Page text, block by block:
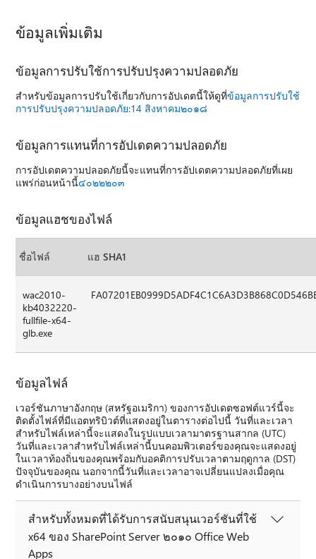
ข้อมูลเพิ่มเติม
ข้อมูลการปรับใช้การปรับปรุงความปลอดภัย
สำหรับข้อมูลการปรับใช้เกี่ยวกับการอัปเดตนี้ให้ดูที่ข้อมูลการปรับใช้
การปรับปรุงความปลอดภัย:14 สิงหาคม๒๐๑๘
ข้อมูลการแทนที่การอัปเดตความปลอดภัย
การอัปเดตความปลอดภัยนี้จะแทนที่การอัปเดตความปลอดภัยที่เผย
แพร่ก่อนหน้านี้๔๐๒๒๒๐๓
ข้อมูลแฮชของไฟล์
ชื่อไฟล์ แฮ SHA1
wac2010-
kb4032220-
fullfile-x64-
glb.exe
ข้อมูลไฟล์
เวอร์ชันภาษาอังกฤษ (สหรัฐอเมริกา) ของการอัปเดตซอฟต์แวร์นี้จะ
ติดตั้งไฟล์ที่มีแอตทริบิวต์ที่แสดงอยู่ในตารางต่อไปนี้ วันที่และเวลา
สำหรับไฟล์เหล่านี้จะแสดงในรูปแบบเวลามาตรฐานสากล (UTC)
วันที่และเวลาสำหรับไฟล์เหล่านี้บนคอมพิวเตอร์ของคุณจะแสดงอยู่
ในเวลาท้องถิ่นของคุณพร้อมกับอคติการปรับเวลาตามฤดูกาล (DST)
ปัจจุบันของคุณ นอกจากนี้วันที่และเวลาอาจเปลี่ยนแปลงเมื่อคุณ
ดำเนินการบางอย่างบนไฟล์
สำหรับทั้งหมดที่ได้รับการสนับสนุนเวอร์ชันที่ใช้
x64 ของ SharePoint Server ๒๐๑๐ Office Web
Apps